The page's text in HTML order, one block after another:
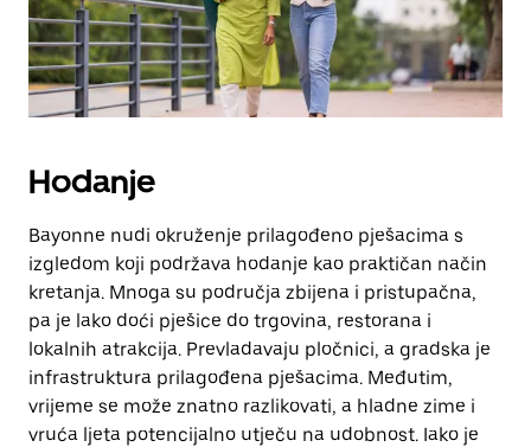
Hodanje
Bayonne nudi okruženje prilagođeno pješacima s
izgledom koji podržava hodanje kao praktičan način
kretanja. Mnoga su područja zbijena i pristupačna,
pa je lako doći pješice do trgovina, restorana i
lokalnih atrakcija. Prevladavaju pločnici, a gradska je
infrastruktura prilagođena pješacima. Međutim,
vrijeme se može znatno razlikovati, a hladne zime i
vruća ljeta potencijalno utječu na udobnost. Iako je